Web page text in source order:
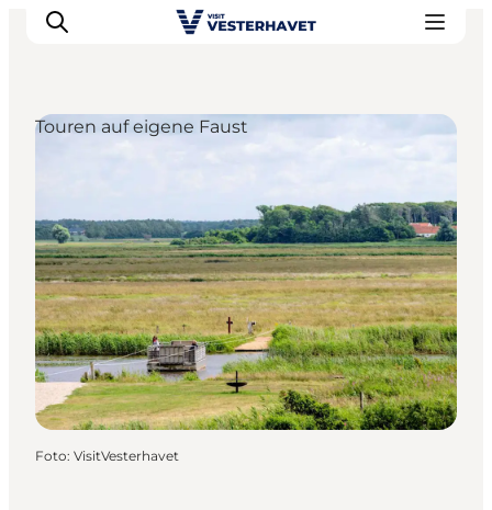
Erlebnisse
Unsere Städte
Essen & Übernachtung
Tickets kaufen
Plane deine Reise
Touren auf eigene Faust
Foto: VisitVesterhavet